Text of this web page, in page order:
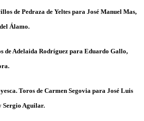
de Pedraza de Yeltes para José Manuel Mas,
Álamo.
de Adelaida Rodríguez para Eduardo Gallo,
.
Toros de Carmen Segovia para José Luis
Sergio Aguilar.